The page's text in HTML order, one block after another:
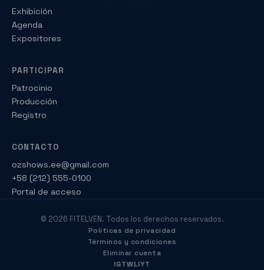
Exhibición
Agenda
Expositores
PARTICIPAR
Patrocinio
Producción
Registro
CONTACTO
ozshows.ee@gmail.com
+58 (212) 555-0100
Portal de acceso
© 2026 FITELVEN. Todos los derechos reservados.
Políticas de privacidad
Términos y condiciones
Eliminar cuenta
IGTWLIYT